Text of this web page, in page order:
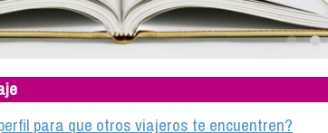
para que otros viajeros te encuentren?